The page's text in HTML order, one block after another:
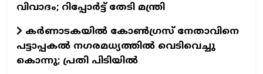
വിവാദം; റിപ്പോര്‍ട്ട് തേടി മന്ത്രി
കര്‍ണാടകയില്‍ കോണ്‍ഗ്രസ് നേതാവിനെ
പട്ടാപ്പകല്‍ നഗരമധ്യത്തില്‍ വെടിവെച്ചു
കൊന്നു; പ്രതി പിടിയില്‍